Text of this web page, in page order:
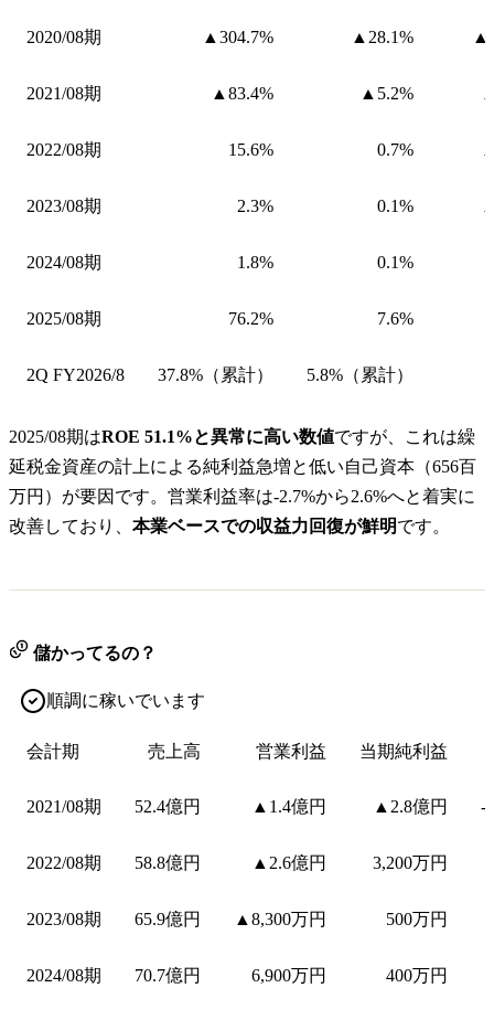
2020/08期 ▲304.7% ▲28.1%
2021/08期 ▲83.4% ▲5.2%
2022/08期 15.6% 0.7%
2023/08期 2.3% 0.1%
2024/08期 1.8% 0.1%
2025/08期 76.2% 7.6%
2Q FY2026/8 37.8%（累計） 5.8%（累計）
2025/08期はROE 51.1%と異常に高い数値ですが、これは繰
延税金資産の計上による純利益急増と低い自己資本（656百
万円）が要因です。営業利益率は-2.7%から2.6%へと着実に
改善しており、 本業ベースでの収益力回復が鮮明です。
儲かってるの？
順調に稼いでいます
会計期 売上高 営業利益 当期純利益
2021/08期 52.4億円 ▲1.4億円 ▲2.8億円 -
2022/08期 58.8億円 ▲2.6億円 3,200万円
2023/08期 65.9億円 ▲8,300万円 500万円
2024/08期 70.7億円 6,900万円 400万円